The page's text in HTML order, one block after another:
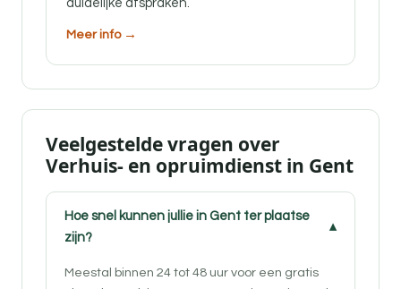
duidelijke afspraken.
Meer info →
Veelgestelde vragen over
Verhuis- en opruimdienst in Gent
Hoe snel kunnen jullie in Gent ter plaatse
zijn?
Meestal binnen 24 tot 48 uur voor een gratis